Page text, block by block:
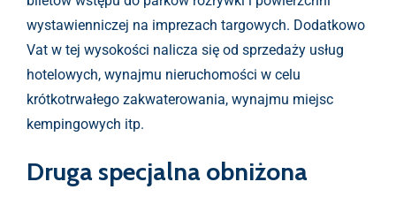
wystawienniczej na imprezach targowych. Dodatkowo
Vat w tej wysokości nalicza się od sprzedaży usług
hotelowych, wynajmu nieruchomości w celu
krótkotrwałego zakwaterowania, wynajmu miejsc
kempingowych itp.
Druga specjalna obniżona